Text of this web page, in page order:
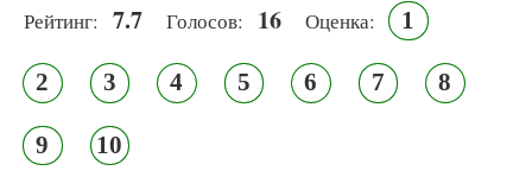
Рейтинг: 7.7 Голосов: 16 Оценка: 1
2 3 4 5 6 7 8
9 10